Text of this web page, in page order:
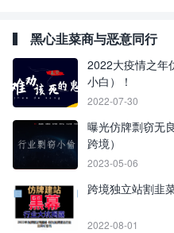
黑心韭菜商与恶意同行
2022大疫情之年
小白）！
2022-07-30
曝光仿牌剽窃无
跨境）
2023-05-06
跨境独立站割韭
2022-08-01